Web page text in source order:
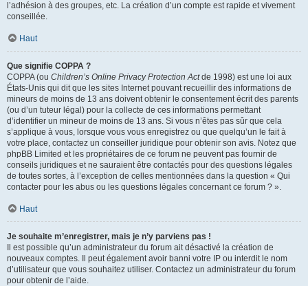
l’adhésion à des groupes, etc. La création d’un compte est rapide et vivement
conseillée.
Haut
Que signifie COPPA ?
COPPA (ou Children’s Online Privacy Protection Actde 1998) est une loi aux
États-Unis qui dit que les sites Internet pouvant recueillir des informations de
mineurs de moins de 13 ans doivent obtenir le consentement écrit des parents
(ou d’un tuteur légal) pour la collecte de ces informations permettant
d’identifier un mineur de moins de 13 ans. Si vous n’êtes pas sûr que cela
s’applique à vous, lorsque vous vous enregistrez ou que quelqu’un le fait à
votre place, contactez un conseiller juridique pour obtenir son avis. Notez que
phpBB Limited et les propriétaires de ce forum ne peuvent pas fournir de
conseils juridiques et ne sauraient être contactés pour des questions légales
de toutes sortes, à l’exception de celles mentionnées dans la question « Qui
contacter pour les abus ou les questions légales concernant ce forum ? ».
Haut
Je souhaite m’enregistrer, mais je n’y parviens pas !
Il est possible qu’un administrateur du forum ait désactivé la création de
nouveaux comptes. Il peut également avoir banni votre IP ou interdit le nom
d’utilisateur que vous souhaitez utiliser. Contactez un administrateur du forum
pour obtenir de l’aide.